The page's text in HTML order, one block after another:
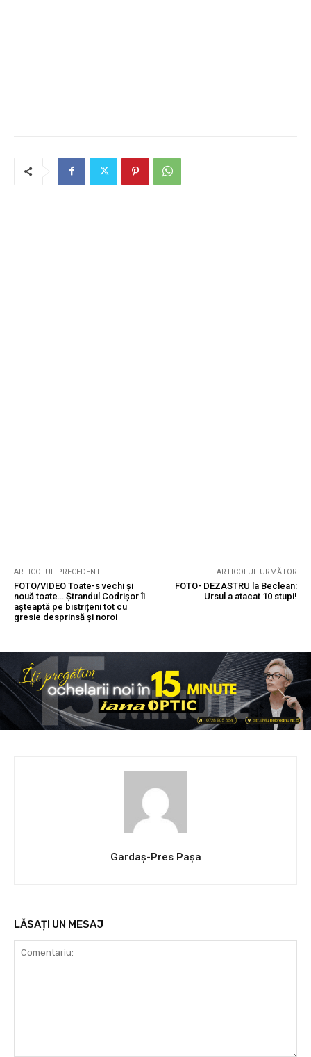
ARTICOLUL PRECEDENT
FOTO/VIDEO Toate-s vechi și
nouă toate… Ștrandul Codrișor îi
așteaptă pe bistrițeni tot cu
gresie desprinsă și noroi
ARTICOLUL URMĂTOR
FOTO- DEZASTRU la Beclean:
Ursul a atacat 10 stupi!
Gardaș-Pres Pașa
LĂSAȚI UN MESAJ